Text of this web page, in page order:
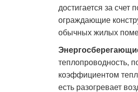
достигается за
ограждающие
обычных жилых
теплопроводность,
коэффициентом
есть разогревает